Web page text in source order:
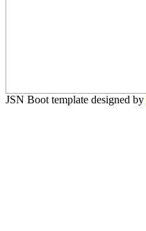
JSN Boot template designed by